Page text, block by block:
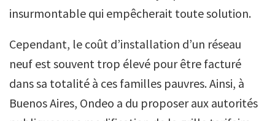
insurmontable qui empêcherait toute solution.
Cependant, le coût d’installation d’un réseau
neuf est souvent trop élevé pour être facturé
dans sa totalité à ces familles pauvres. Ainsi, à
Buenos Aires, Ondeo a du proposer aux autorités